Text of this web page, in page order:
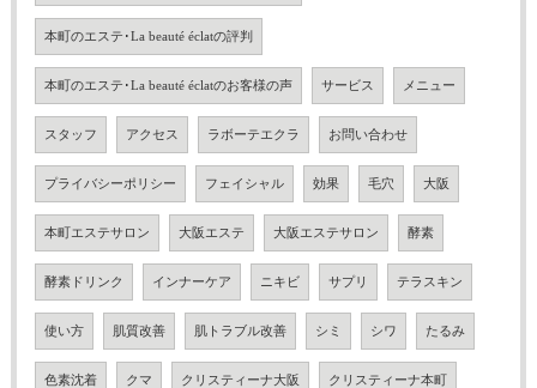
本町のエステ･La beauté éclatの評判
本町のエステ･La beauté éclatのお客様の声 サービス メニュー
スタッフ アクセス ラボーテエクラ お問い合わせ
プライバシーポリシー フェイシャル 効果 毛穴 大阪
本町エステサロン 大阪エステ 大阪エステサロン 酵素
酵素ドリンク インナーケア ニキビ サプリ テラスキン
使い方 肌質改善 肌トラブル改善 シミ シワ たるみ
色素沈着 クマ クリスティーナ大阪 クリスティーナ本町